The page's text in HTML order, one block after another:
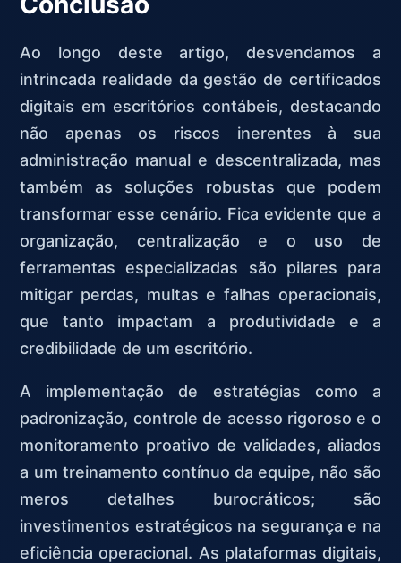
Ao longo deste artigo, desvendamos a
intrincada realidade da gestão de certificados
digitais em escritórios contábeis, destacando
não apenas os riscos inerentes à sua
administração manual e descentralizada, mas
também as soluções robustas que podem
transformar esse cenário. Fica evidente que a
organização, centralização e o uso de
ferramentas especializadas são pilares para
mitigar perdas, multas e falhas operacionais,
que tanto impactam a produtividade e a
credibilidade de um escritório.
A implementação de estratégias como a
padronização, controle de acesso rigoroso e o
monitoramento proativo de validades, aliados
a um treinamento contínuo da equipe, não são
meros detalhes burocráticos; são
investimentos estratégicos na segurança e na
eficiência operacional. As plataformas digitais,